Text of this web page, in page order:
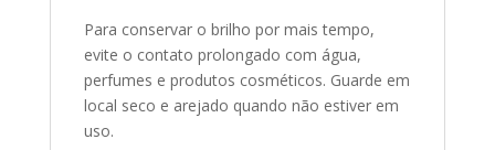
Para conservar o brilho por mais tempo,
evite o contato prolongado com água,
perfumes e produtos cosméticos. Guarde em
local seco e arejado quando não estiver em
uso.